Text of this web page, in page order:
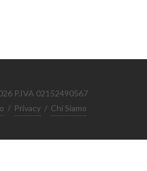
P.IVA 02152490567
/ Privacy / Chi Siamo